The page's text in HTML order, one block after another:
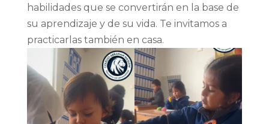
habilidades que se convertirán en la base de
su aprendizaje y de su vida. Te invitamos a
practicarlas también en casa.